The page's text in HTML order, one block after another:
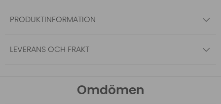
PRODUKTINFORMATION
LEVERANS OCH FRAKT
Omdömen